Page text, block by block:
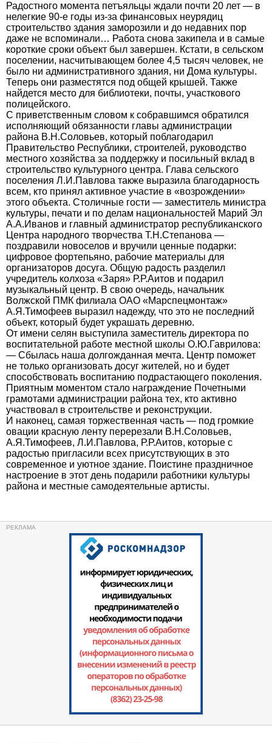
Радостного момента петъяльцы ждали почти 20 лет — в
нелегкие 90-е годы из-за финансовых неурядиц
строительство здания заморозили и до недавних пор
даже не вспоминали… Работа снова закипела и в самые
короткие сроки объект был завершен. Кстати, в сельском
поселении, насчитывающем более 4,5 тысяч человек, не
было ни административного здания, ни Дома культуры.
Теперь они разместятся под общей крышей. Также
найдется место для библиотеки, почты, участкового
полицейского.
С приветственным словом к собравшимся обратился
исполняющий обязанности главы администрации
района В.Н.Соловьев, который поблагодарил
Правительство Республики, строителей, руководство
местного хозяйства за поддержку и посильный вклад в
строительство культурного центра. Глава сельского
поселения Л.И.Павлова также выразила благодарность
всем, кто принял активное участие в «возрождении»
этого объекта. Столичные гости — заместитель министра
культуры, печати и по делам национальностей Марий Эл
А.А.Иванов и главный администратор республиканского
Центра народного творчества Т.Н.Степанова —
поздравили новоселов и вручили ценные подарки:
цифровое фортепьяно, рабочие материалы для
организаторов досуга. Общую радость разделил
учредитель колхоза «Заря» Р.Р.Аитов и подарил
музыкальный центр. В свою очередь, начальник
Волжской ПМК филиала ОАО «Марспецмонтаж»
А.Я.Тимофеев выразил надежду, что это не последний
объект, который будет украшать деревню.
От имени селян выступила заместитель директора по
воспитательной работе местной школы О.Ю.Гаврилова:
— Сбылась наша долгожданная мечта. Центр поможет
не только организовать досуг жителей, но и будет
способствовать воспитанию подрастающего поколения.
Приятным моментом стало награждение Почетными
грамотами администрации района тех, кто активно
участвовал в строительстве и реконструкции.
И наконец, самая торжественная часть — под громкие
овации красную ленту перерезали В.Н.Соловьев,
А.Я.Тимофеев, Л.И.Павлова, Р.Р.Аитов, которые с
радостью пригласили всех присутствующих в это
современное и уютное здание. Поистине праздничное
настроение в этот день подарили работники культуры
района и местные самодеятельные артисты.